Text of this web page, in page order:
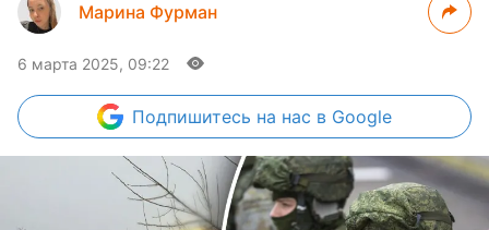
Марина Фурман
6 марта 2025, 09:22
Подпишитесь на нас в Google